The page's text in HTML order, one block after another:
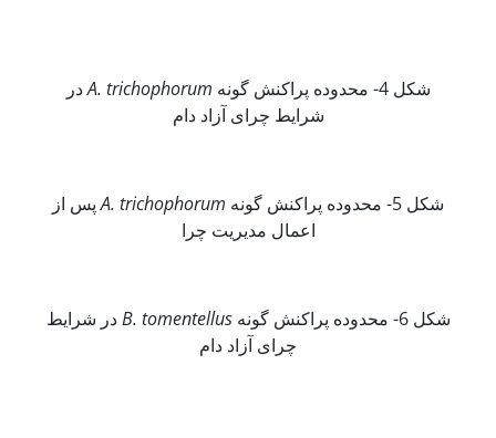
شکل 4- محدوده پراکنش گونه A. trichophorumدر
شرایط چرای آزاد دام
شکل 5- محدوده پراکنش گونه A. trichophorumپس از
اعمال مدیریت چرا
شکل 6- محدوده پراکنش گونه B. tomentellusدر شرایط
چرای آزاد دام